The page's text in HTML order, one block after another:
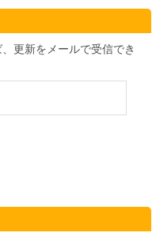
更新をメールで受信でき